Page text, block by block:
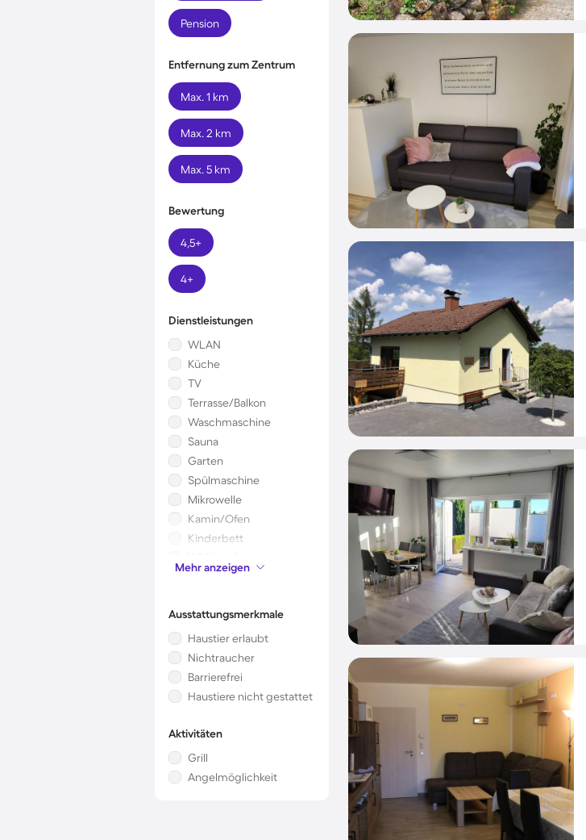
Pension
Entfernung zum Zentrum
Max. 1 km
Max. 2 km
Max. 5 km
Bewertung
4,5+
4+
Dienstleistungen
WLAN
Küche
TV
Terrasse/Balkon
Waschmaschine
Sauna
Garten
Spülmaschine
Mikrowelle
Kamin/Ofen
Kinderbett
Whirlpool
Klimaanlage
Mehr anzeigen
Ausstattungsmerkmale
Haustier erlaubt
Nichtraucher
Barrierefrei
Haustiere nicht gestattet
Aktivitäten
Grill
Angelmöglichkeit